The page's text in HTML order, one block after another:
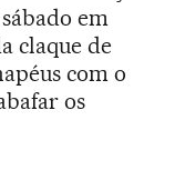
em
claque de
com o
os